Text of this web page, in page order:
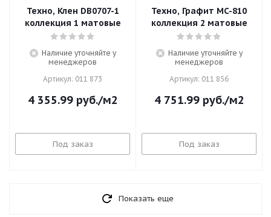
Техно, Клен DB0707-1
коллекция 1 матовые
Наличие уточняйте у
менеджеров
Артикул: 011 873
4 355.99руб./м2
Под заказ
Техно, Графит MC-810
коллекция 2 матовые
Наличие уточняйте у
менеджеров
Артикул: 011 856
4 751.99руб./м2
Под заказ
Показать еще